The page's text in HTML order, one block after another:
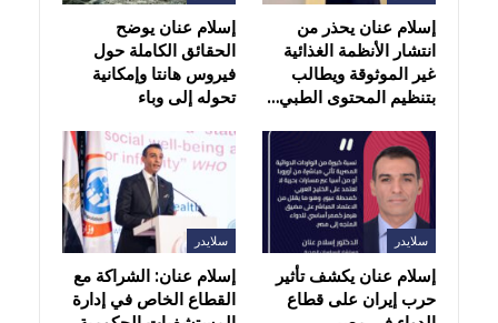
إسلام عنان يحذر من
انتشار الأنظمة الغذائية
غير الموثوقة ويطالب
بتنظيم المحتوى الطبي…
إسلام عنان يوضح
الحقائق الكاملة حول
فيروس هانتا وإمكانية
تحوله إلى وباء
سلايدر
إسلام عنان يكشف تأثير
حرب إيران على قطاع
سلايدر
إسلام عنان: الشراكة مع
القطاع الخاص في إدارة